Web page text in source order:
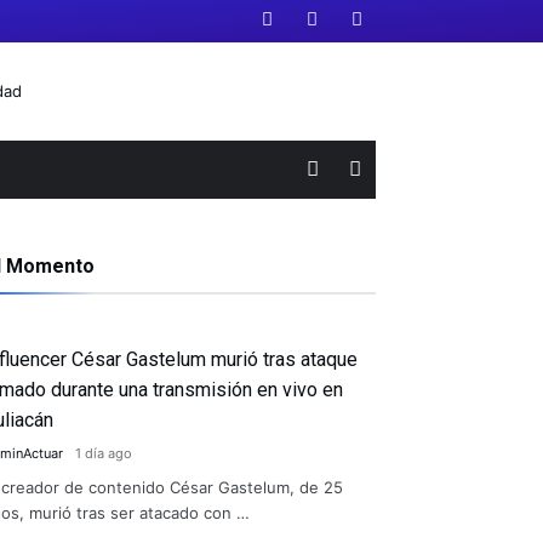
Momento
César Gastelum murió tras ataque
durante una transmisión en vivo en
1 día ago
creador de contenido César Gastelum, de 25
murió tras ser atacado con …